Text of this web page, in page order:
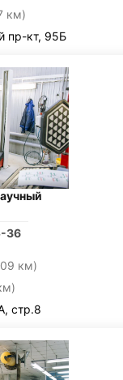
км)
пр-кт, 95Б
36
км)
стр.8